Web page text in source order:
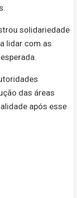
solidariedade
lidar com as
das áreas
após esse